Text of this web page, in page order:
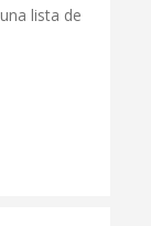
lista de